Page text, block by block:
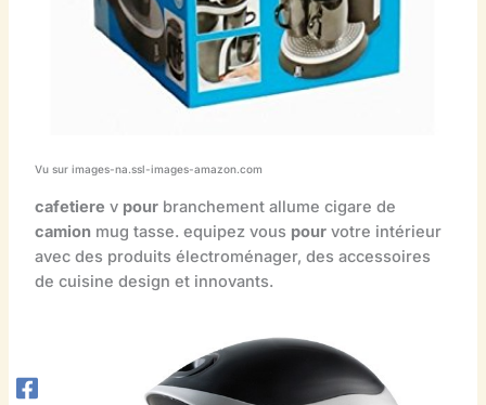
Vu sur images-na.ssl-images-amazon.com
cafetiere v pourbranchement allume cigare de
camion mug tasse. equipez vous pourvotre intérieur
avec des produits électroménager, des accessoires
de cuisine design et innovants.